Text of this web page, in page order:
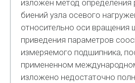
изложен метод определения
биений узла осевого
относительно оси вращения
приведения параметров
измеряемого подшипника,
примененном
изложено недостаточно